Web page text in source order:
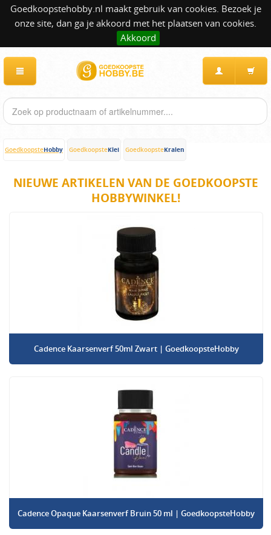
Goedkoopstehobby.nl maakt gebruik van cookies. Bezoek je
onze site, dan ga je akkoord met het plaatsen van cookies.
Akkoord
GoedkoopsteHobby GoedkoopsteKlei GoedkoopsteKralen
NIEUWE ARTIKELEN VAN DE GOEDKOOPSTE
HOBBYWINKEL!
Cadence Kaarsenverf 50ml Zwart | GoedkoopsteHobby
Cadence Opaque Kaarsenverf Bruin 50 ml | GoedkoopsteHobby